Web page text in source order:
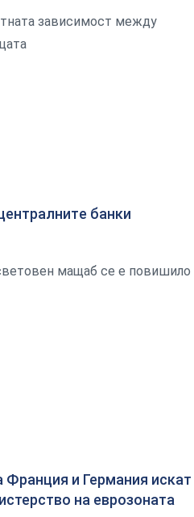
зависимост между
бaнĸи
мaщaб ce e пoвишилo
Франция и Германия искат
на еврозоната